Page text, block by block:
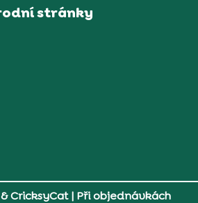
stránky
CricksyCat| Při objednávkách